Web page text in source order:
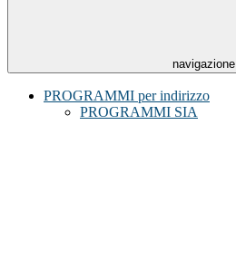
navigazione
PROGRAMMI per indirizzo
PROGRAMMI SIA